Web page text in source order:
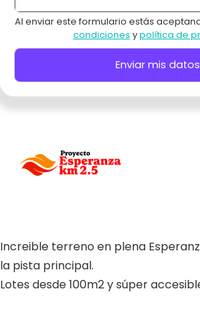
Increible terreno en plena
la pista principal.
Lotes desde 100m2 y súper
Al enviar este formulario estás
condiciones ypolítica de
Enviar mis datos